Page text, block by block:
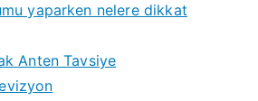
yaparken nelere dikkat
Anten Tavsiye